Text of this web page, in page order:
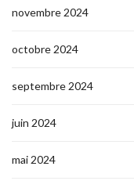
novembre 2024
octobre 2024
septembre 2024
juin 2024
mai 2024